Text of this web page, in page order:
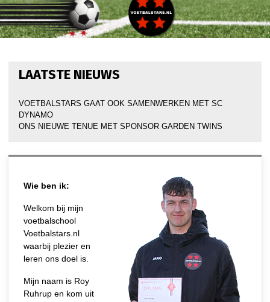
LAATSTE NIEUWS
VOETBALSTARS GAAT OOK SAMENWERKEN MET SC
DYNAMO
ONS NIEUWE TENUE MET SPONSOR GARDEN TWINS
Wie ben ik:
Welkom bij mijn
voetbalschool
Voetbalstars.nl
waarbij plezier en
leren ons doel is.
Mijn naam is Roy
Ruhrup en kom uit